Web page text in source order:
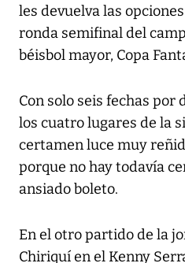
les devuelva las
ronda semifinal del
béisbol mayor, Copa
Con solo seis fechas
los cuatro lugares de la
certamen luce muy
porque no hay todavía
ansiado boleto.
En el otro partido de la
Chiriquí en el Kenny